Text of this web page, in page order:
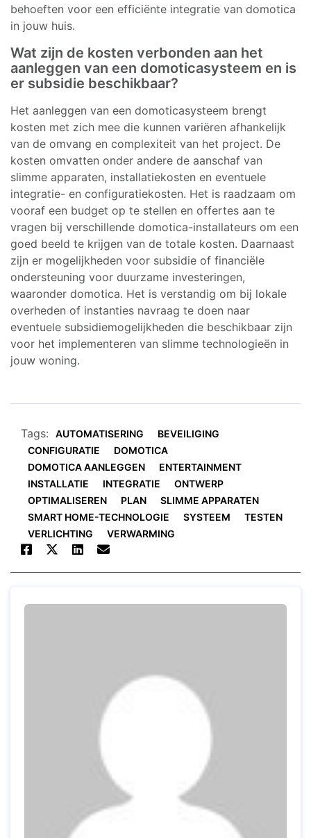
behoeften voor een efficiënte integratie van domotica
in jouw huis.
Wat zijn de kosten verbonden aan het
aanleggen van een domoticasysteem en is
er subsidie beschikbaar?
Het aanleggen van een domoticasysteem brengt
kosten met zich mee die kunnen variëren afhankelijk
van de omvang en complexiteit van het project. De
kosten omvatten onder andere de aanschaf van
slimme apparaten, installatiekosten en eventuele
integratie- en configuratiekosten. Het is raadzaam om
vooraf een budget op te stellen en offertes aan te
vragen bij verschillende domotica-installateurs om een
goed beeld te krijgen van de totale kosten. Daarnaast
zijn er mogelijkheden voor subsidie of financiële
ondersteuning voor duurzame investeringen,
waaronder domotica. Het is verstandig om bij lokale
overheden of instanties navraag te doen naar
eventuele subsidiemogelijkheden die beschikbaar zijn
voor het implementeren van slimme technologieën in
jouw woning.
Tags: AUTOMATISERING
BEVEILIGING
CONFIGURATIE
DOMOTICA
DOMOTICA AANLEGGEN
ENTERTAINMENT
INSTALLATIE
INTEGRATIE
ONTWERP
OPTIMALISEREN
PLAN
SLIMME APPARATEN
SMART HOME-TECHNOLOGIE
SYSTEEM
TESTEN
VERLICHTING
VERWARMING